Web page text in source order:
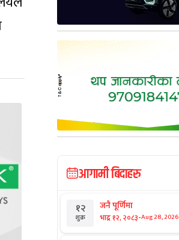
आगामी बिदाहरु
१२
शुक्र
जनै पूर्णिमा
भाद्र १२, २०८३-Aug 28, 2026